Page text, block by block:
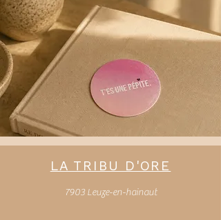
LA TRIBU D'ORE
7903 Leuze-en-hainaut